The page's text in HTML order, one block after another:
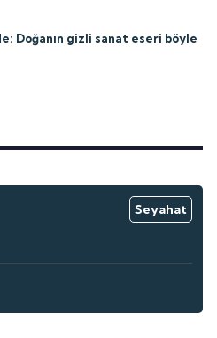
Doğanın gizli sanat eseri böyle
Seyahat